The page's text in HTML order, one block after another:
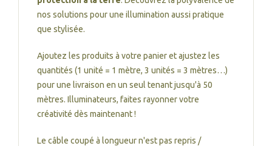
nos solutions pour une illumination aussi pratique
que stylisée.
Ajoutez les produits à votre panier et ajustez les
quantités (1 unité = 1 mètre, 3 unités = 3 mètres…)
pour une livraison en un seul tenant jusqu'à 50
mètres. Illuminateurs, faites rayonner votre
créativité dès maintenant !
Le câble coupé à longueur n'est pas repris /